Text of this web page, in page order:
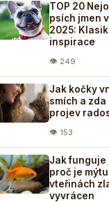
TOP 20
psích jmen
2025:
inspirace
👁 249
Jak kočky
smích a
projev
👁 153
Jak funguje
proč je
vteřinách
vyvrácen